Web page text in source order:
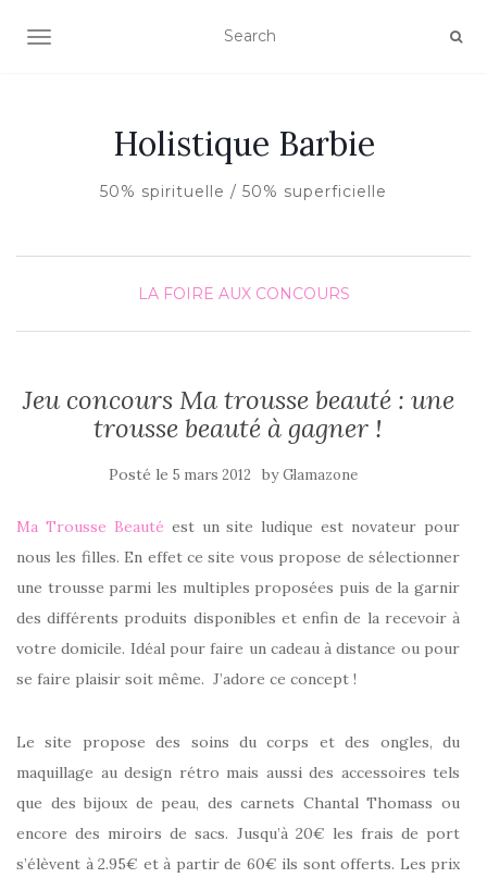
AFFICHER/MASQUER LA NAVIGATION
Holistique Barbie
50% spirituelle / 50% superficielle
LA FOIRE AUX CONCOURS
Jeu concours Ma trousse beauté : une
trousse beauté à gagner !
Posté le 5 mars 2012 byGlamazone
Ma Trousse Beauté est un site ludique est novateur pour
nous les filles. En effet ce site vous propose de sélectionner
une trousse parmi les multiples proposées puis de la garnir
des différents produits disponibles et enfin de la recevoir à
votre domicile. Idéal pour faire un cadeau à distance ou pour
se faire plaisir soit même. J’adore ce concept !
Le site propose des soins du corps et des ongles, du
maquillage au design rétro mais aussi des accessoires tels
que des bijoux de peau, des carnets Chantal Thomass ou
encore des miroirs de sacs. Jusqu’à 20€ les frais de port
s’élèvent à 2.95€ et à partir de 60€ ils sont offerts. Les prix